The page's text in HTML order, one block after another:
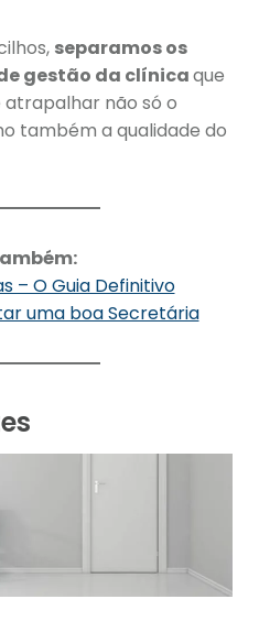
separamos os
gestão da clínicaque
não só o
também a qualidade do
– O Guia Definitivo
uma boa Secretária